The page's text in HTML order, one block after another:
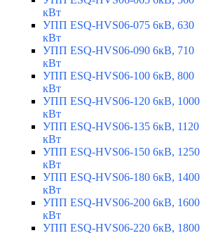
кВт
УПП ESQ-HVS06-075 6кВ, 630
кВт
УПП ESQ-HVS06-090 6кВ, 710
кВт
УПП ESQ-HVS06-100 6кВ, 800
кВт
УПП ESQ-HVS06-120 6кВ, 1000
кВт
УПП ESQ-HVS06-135 6кВ, 1120
кВт
УПП ESQ-HVS06-150 6кВ, 1250
кВт
УПП ESQ-HVS06-180 6кВ, 1400
кВт
УПП ESQ-HVS06-200 6кВ, 1600
кВт
УПП ESQ-HVS06-220 6кВ, 1800